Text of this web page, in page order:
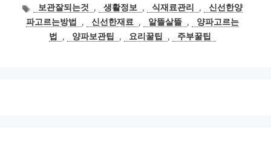
태
그
보관잘되는것 , 생활정보 , 식재료관리 ,
신선한양
파고르는방법
, 신선한재료 , 알뜰살뜰 ,
양파고르는
법
, 양파보관팁 , 요리꿀팁 , 주부꿀팁